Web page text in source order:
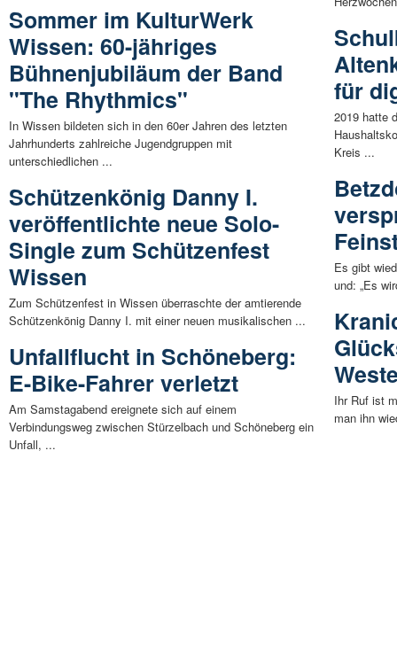
Sommer im KulturWerk
Wissen: 60-jähriges
Bühnenjubiläum der Band
"The Rhythmics"
In Wissen bildeten sich in den 60er Jahren des letzten
Jahrhunderts zahlreiche Jugendgruppen mit
unterschiedlichen ...
Schützenkönig Danny I.
veröffentlichte neue Solo-
Single zum Schützenfest
Wissen
Zum Schützenfest in Wissen überraschte der amtierende
Schützenkönig Danny I. mit einer neuen musikalischen ...
Unfallflucht in Schöneberg:
E-Bike-Fahrer verletzt
Am Samstagabend ereignete sich auf einem
Verbindungsweg zwischen Stürzelbach und Schöneberg ein
Unfall, ...
für
2019 hatte
Kreis ...
Es gibt
und: „Es
Ihr Ruf ist
man ihn